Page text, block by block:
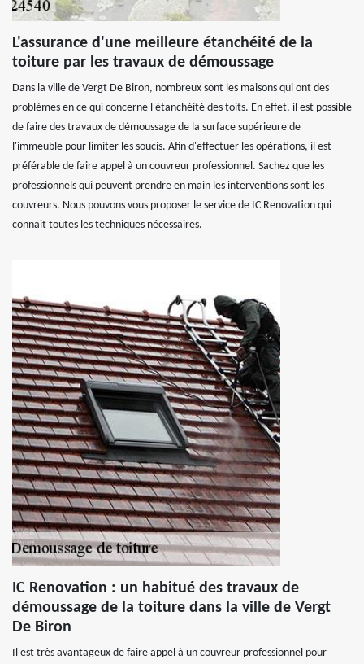
L'assurance d'une meilleure étanchéité de la
toiture par les travaux de démoussage
Dans la ville de Vergt De Biron, nombreux sont les maisons qui ont des
problèmes en ce qui concerne l'étanchéité des toits. En effet, il est possible
de faire des travaux de démoussage de la surface supérieure de
l'immeuble pour limiter les soucis. Afin d'effectuer les opérations, il est
préférable de faire appel à un couvreur professionnel. Sachez que les
professionnels qui peuvent prendre en main les interventions sont les
couvreurs. Nous pouvons vous proposer le service de IC Renovation qui
connait toutes les techniques nécessaires.
IC Renovation : un habitué des travaux de
démoussage de la toiture dans la ville de Vergt
De Biron
Il est très avantageux de faire appel à un couvreur professionnel pour